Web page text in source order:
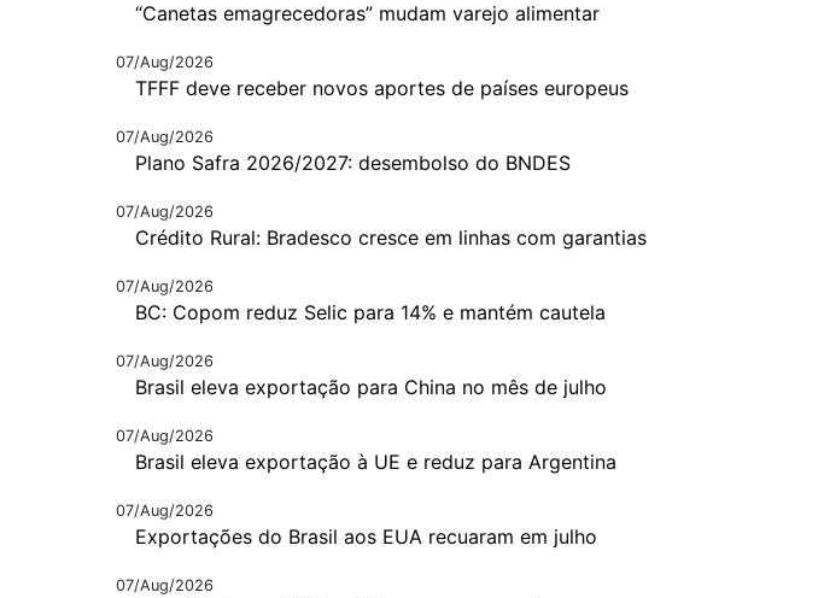
“Canetas emagrecedoras” mudam varejo alimentar
07/Aug/2026
TFFF deve receber novos aportes de países europeus
07/Aug/2026
Plano Safra 2026/2027: desembolso do BNDES
07/Aug/2026
Crédito Rural: Bradesco cresce em linhas com garantias
07/Aug/2026
BC: Copom reduz Selic para 14% e mantém cautela
07/Aug/2026
Brasil eleva exportação para China no mês de julho
07/Aug/2026
Brasil eleva exportação à UE e reduz para Argentina
07/Aug/2026
Exportações do Brasil aos EUA recuaram em julho
07/Aug/2026